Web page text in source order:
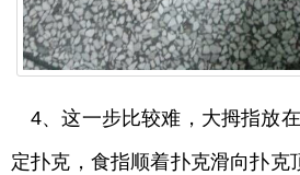
4、这一步比较难，大拇指放
定扑克，食指顺着扑克滑向扑克